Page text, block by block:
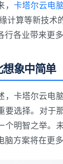
卡塔尔云电
计算等新技术
行各业带来更多
想象中简单
，卡塔尔云电
要选择。对于
个明智之举。
脑方案将在更